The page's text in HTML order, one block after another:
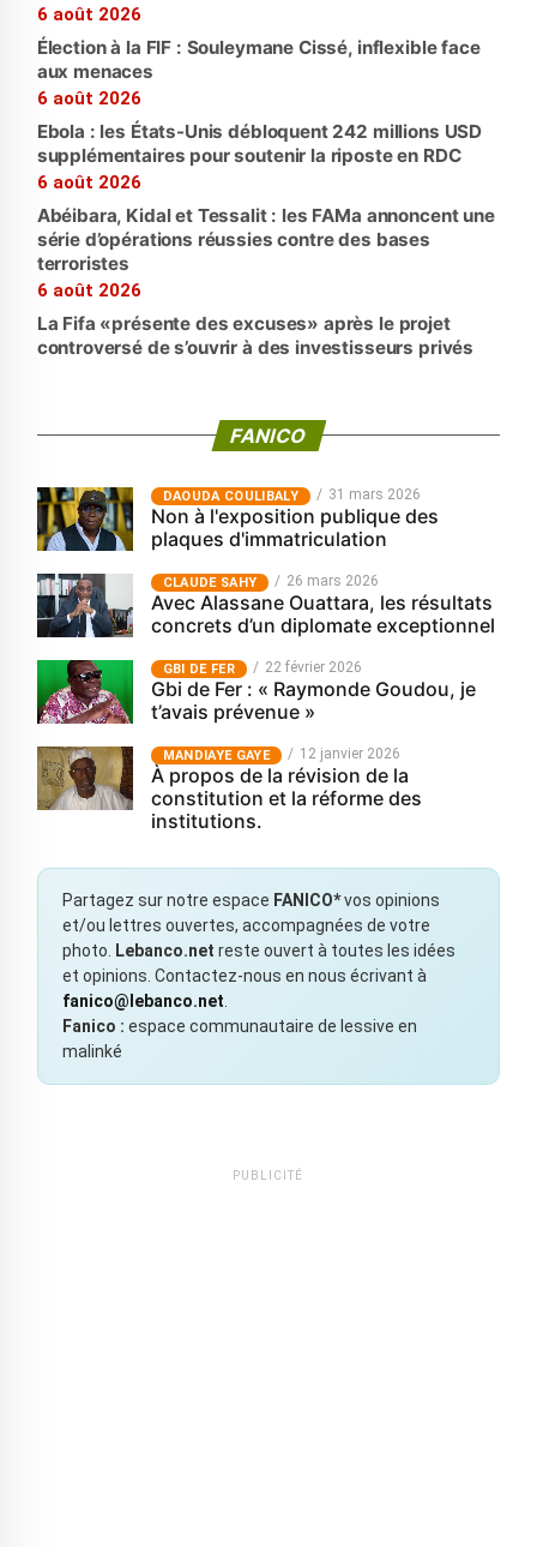
6 août 2026
Élection à la FIF : Souleymane Cissé, inflexible face
aux menaces
6 août 2026
Ebola : les États-Unis débloquent 242 millions USD
supplémentaires pour soutenir la riposte en RDC
6 août 2026
Abéibara, Kidal et Tessalit : les FAMa annoncent une
série d’opérations réussies contre des bases
terroristes
6 août 2026
La Fifa «présente des excuses» après le projet
controversé de s’ouvrir à des investisseurs privés
FANICO
‎DAOUDA COULIBALY 31 mars 2026
Non à l'exposition publique des
plaques d'immatriculation
CLAUDE SAHY 26 mars 2026
Avec Alassane Ouattara, les résultats
concrets d’un diplomate exceptionnel
GBI DE FER 22 février 2026
Gbi de Fer : « Raymonde Goudou, je
t’avais prévenue »
MANDIAYE GAYE 12 janvier 2026
À propos de la révision de la
constitution et la réforme des
institutions.
Partagez sur notre espace FANICO*vos opinions
et/ou lettres ouvertes, accompagnées de votre
photo.
Lebanco.net reste ouvert à toutes les idées
et opinions. Contactez-nous en nous écrivant à
fanico@lebanco.net
Fanico : espace communautaire de lessive en
malinké
PUBLICITÉ